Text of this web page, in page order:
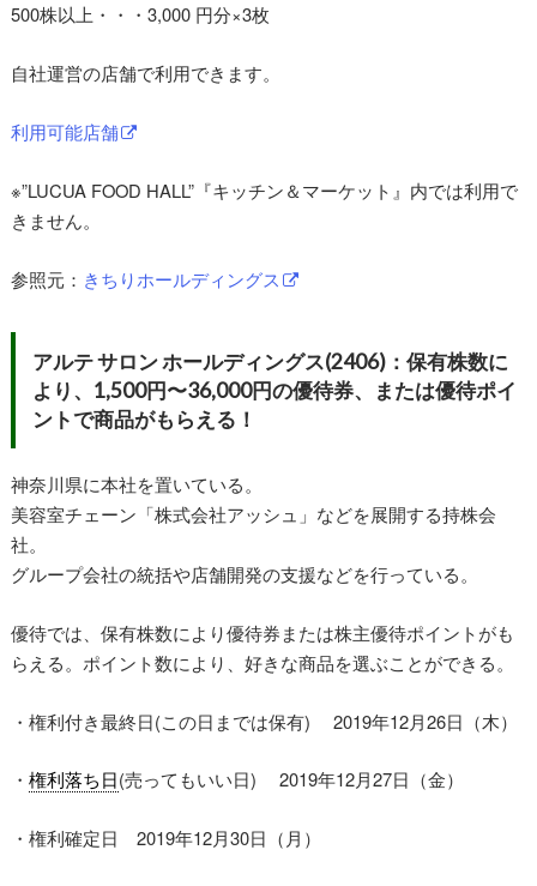
500株以上・・・3,000 円分×3枚
自社運営の店舗で利用できます。
利用可能店舗
※”LUCUA FOOD HALL”『キッチン＆マーケット』内では利用で
きません。
参照元： きちりホールディングス
アルテ サロン ホールディングス(2406)：保有株数に
より、1,500円〜36,000円の優待券、または優待ポイ
ントで商品がもらえる！
神奈川県に本社を置いている。
美容室チェーン「株式会社アッシュ」などを展開する持株会
社。
グループ会社の統括や店舗開発の支援などを行っている。
優待では、保有株数により優待券または株主優待ポイントがも
らえる。ポイント数により、好きな商品を選ぶことができる。
・権利付き最終日(この日までは保有) 2019年12月26日（木）
・ 権利落ち日(売ってもいい日) 2019年12月27日（金）
・権利確定日 2019年12月30日（月）